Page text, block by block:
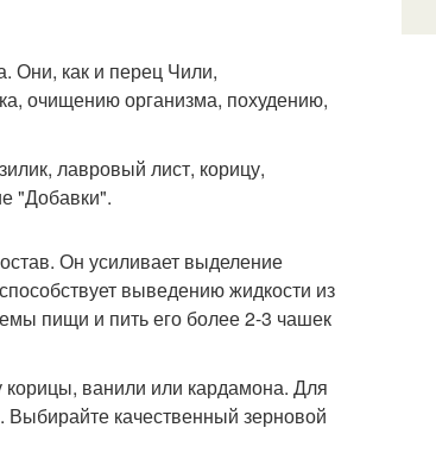
Они, как и перец Чили,
очищению организма, похудению,
лавровый лист, корицу,
"Добавки".
Он усиливает выделение
выведению жидкости из
пищи и пить его более 2-3 чашек
ванили или кардамона. Для
Выбирайте качественный зерновой